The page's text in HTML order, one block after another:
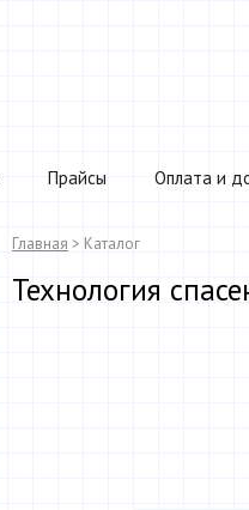
Прайсы Оплата и
Главная > Каталог
Технология